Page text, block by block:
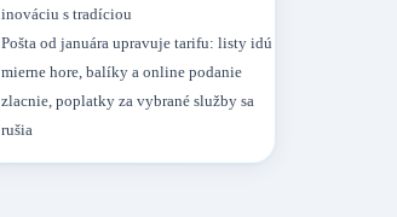
inováciu s tradíciou
Pošta od januára upravuje tarifu: listy idú
mierne hore, balíky a online podanie
zlacnie, poplatky za vybrané služby sa
rušia